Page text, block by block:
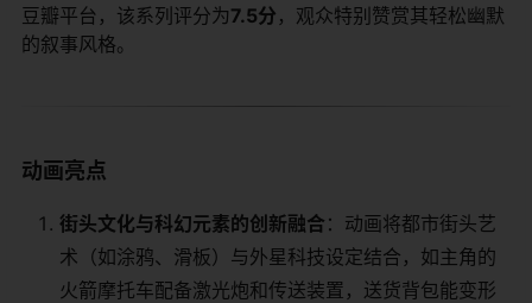
豆瓣平台，该系列评分为​​7.5分​ ​，观众特别赞赏其轻松幽默
的叙事风格。
动画亮点
​街头文化与科幻元素的创新融合​ ​：动画将都市街头艺
术（如涂鸦、滑板）与外星科技设定结合，如主角的
火箭摩托车配备激光炮和传送装置，送货背包能变形